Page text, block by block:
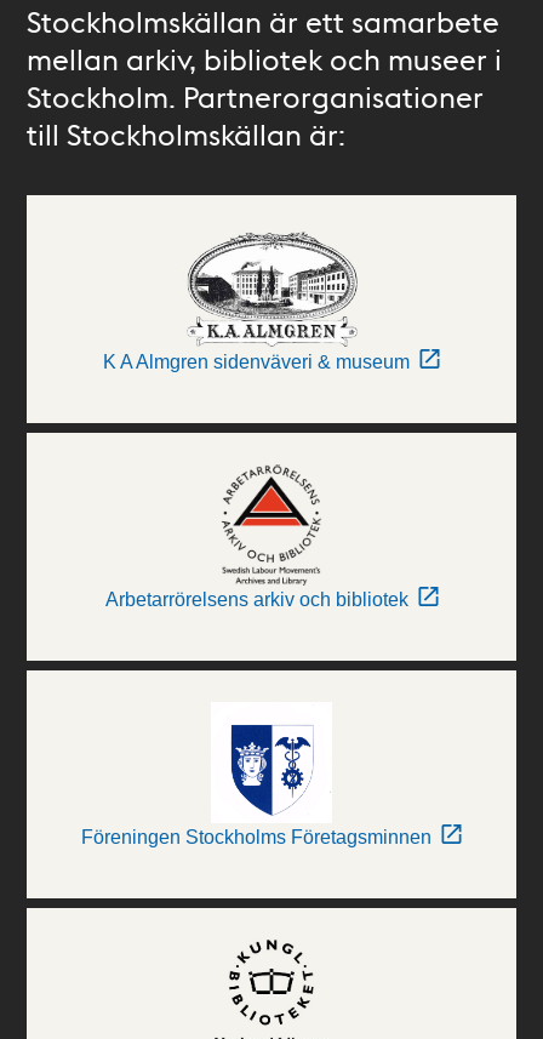
Stockholmskällan är ett samarbete
mellan arkiv, bibliotek och museer i
Stockholm. Partnerorganisationer
till Stockholmskällan är:
K A Almgren sidenväveri & museum
Arbetarrörelsens arkiv och bibliotek
Föreningen Stockholms Företagsminnen